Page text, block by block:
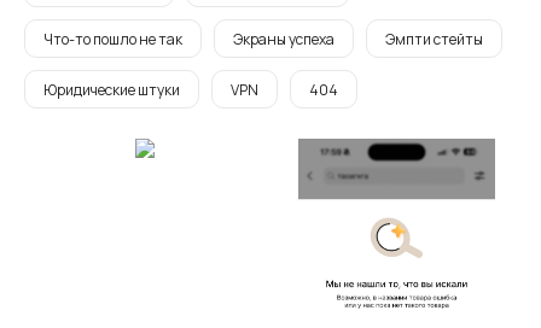
Что-то пошло не так Экраны успеха Эмпти стейты
Юридические штуки VPN 404